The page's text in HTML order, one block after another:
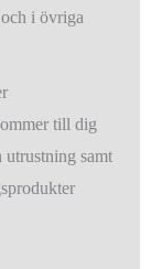
i övriga
till dig
utrustning samt